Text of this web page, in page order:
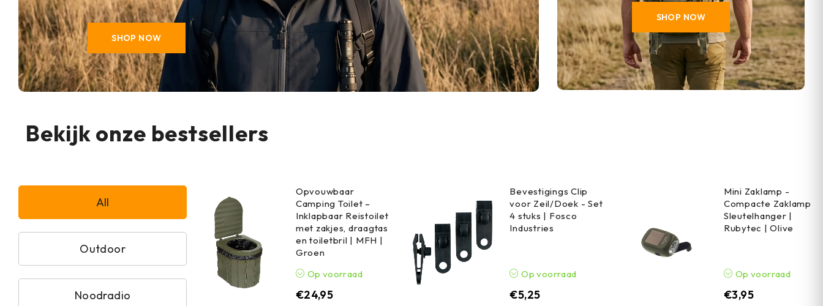
SHOP NOW
SHOP NOW
Bekijk onze bestsellers
All
Outdoor
Noodradio
Opvouwbaar
Camping Toilet –
Inklapbaar Reistoilet
met zakjes, draagtas
en toiletbril | MFH |
Groen
Op voorraad
€24,95
Bevestigings Clip
voor Zeil/Doek - Set
4 stuks | Fosco
Industries
Op voorraad
€5,25
Mini Zaklamp -
Compacte Zaklamp
Sleutelhanger |
Rubytec | Olive
Op voorraad
€3,95